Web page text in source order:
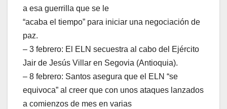
a esa guerrilla que se le
“acaba el tiempo” para iniciar una negociación de
paz.
– 3 febrero: El ELN secuestra al cabo del Ejército
Jair de Jesús Villar en Segovia (Antioquia).
– 8 febrero: Santos asegura que el ELN “se
equivoca” al creer que con unos ataques lanzados
a comienzos de mes en varias